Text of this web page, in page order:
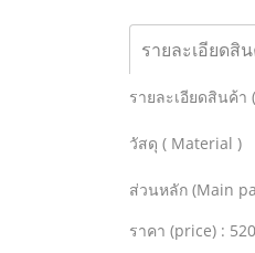
รายละเอียดสิ
รายละเอียดสินค้า
วัสดุ ( Material )
ส่วนหลัก (Main
ราคา (price) :